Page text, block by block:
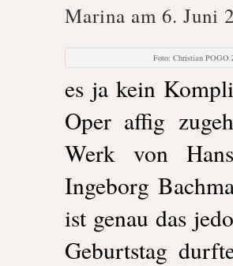
Marina am 6. Juni
Foto: Christian POGO
es ja kein
Oper affig
Werk von
Ingeborg
ist genau das
Geburtstag